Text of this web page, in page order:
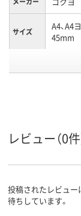
サイズ
A4、A4
45mm
アスクル
商品環境
レビュー（0件
投稿されたレビュー
待ちしています。